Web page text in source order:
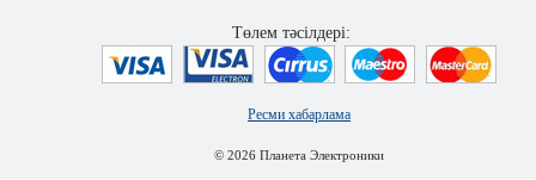
Ресми хабарлама
© 2026 Планета Электроники
Төлем тәсілдері: